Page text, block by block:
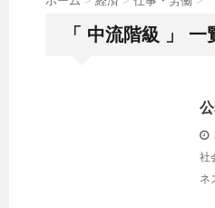
「 中流階級 」 一
社
ネ